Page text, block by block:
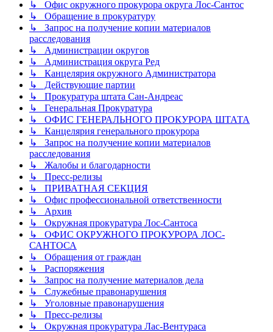
↳ Офис окружного прокурора округа Лос-Сантос
↳ Обращение в прокуратуру
↳ Запрос на получение копии материалов
расследования
↳ Администрации округов
↳ Администрация округа Ред
↳ Канцелярия окружного Администратора
↳ Действующие партии
↳ Прокуратура штата Сан-Андреас
↳ Генеральная Прокуратура
↳ ОФИС ГЕНЕРАЛЬНОГО ПРОКУРОРА ШТАТА
↳ Канцелярия генерального прокурора
↳ Запрос на получение копии материалов
расследования
↳ Жалобы и благодарности
↳ Пресс-релизы
↳ ПРИВАТНАЯ СЕКЦИЯ
↳ Офис профессиональной ответственности
↳ Архив
↳ Окружная прокуратура Лос-Сантоса
↳ ОФИС ОКРУЖНОГО ПРОКУРОРА ЛОС-
САНТОСА
↳ Обращения от граждан
↳ Распоряжения
↳ Запрос на получение материалов дела
↳ Служебные правонарушения
↳ Уголовные правонарушения
↳ Пресс-релизы
↳ Окружная прокуратура Лас-Вентураса